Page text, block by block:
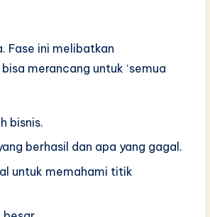
Fase ini melibatkan
merancang untuk ‘semua
bisnis.
berhasil dan apa yang gagal.
untuk memahami titik